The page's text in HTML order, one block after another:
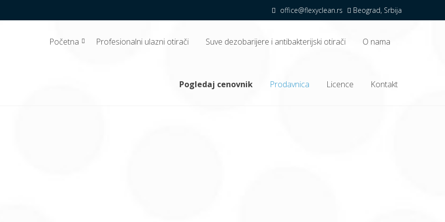
office@flexyclean.rs Beograd, Srbija
Početna Profesionalni ulazni otirači Suve dezobarijere i antibakterijski otirači O nama
Pogledaj cenovnik Prodavnica Licence Kontakt